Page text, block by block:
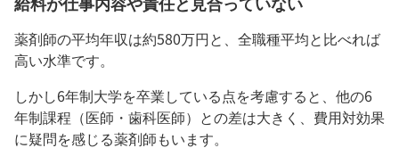
薬剤師の平均年収は約580万円と、全職種平均と比べれば
高い水準です。
しかし6年制大学を卒業している点を考慮すると、他の6
年制課程（医師・歯科医師）との差は大きく、費用対効果
に疑問を感じる薬剤師もいます。